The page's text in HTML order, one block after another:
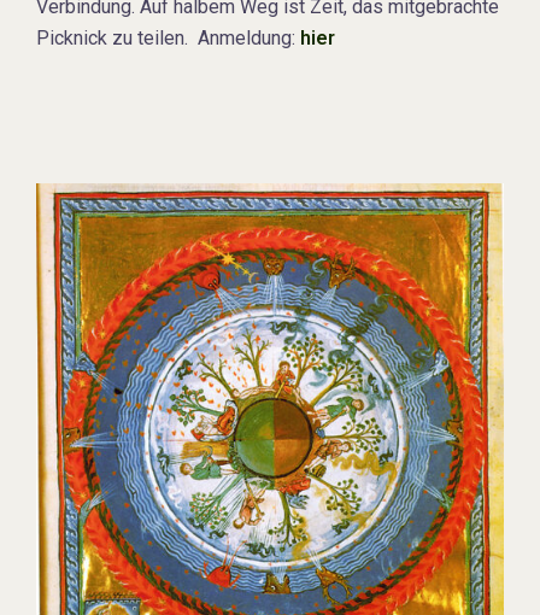
Verbindung. Auf halbem Weg ist Zeit, das mitgebrachte
Picknick zu teilen. Anmeldung: hier